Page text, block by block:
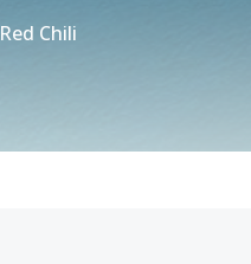
Red Chili